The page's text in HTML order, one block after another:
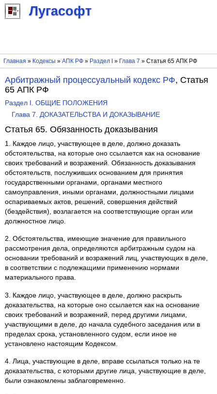
Лугасофт
Главная » Кодексы » АПК РФ» Раздел I » Глава 7 » Статья 65 АПК РФ
Арбитражный процессуальный кодекс РФ, Статья
65 АПК РФ
Раздел I. ОБЩИЕ ПОЛОЖЕНИЯ
Глава 7. ДОКАЗАТЕЛЬСТВА И ДОКАЗЫВАНИЕ
Статья 65. Обязанность доказывания
1. Каждое лицо, участвующее в деле, должно доказать
обстоятельства, на которые оно ссылается как на основание
своих требований и возражений. Обязанность доказывания
обстоятельств, послуживших основанием для принятия
государственными органами, органами местного
самоуправления, иными органами, должностными лицами
оспариваемых актов, решений, совершения действий
(бездействия), возлагается на соответствующие орган или
должностное лицо.
2. Обстоятельства, имеющие значение для правильного
рассмотрения дела, определяются арбитражным судом на
основании требований и возражений лиц, участвующих в деле,
в соответствии с подлежащими применению нормами
материального права.
3. Каждое лицо, участвующее в деле, должно раскрыть
доказательства, на которые оно ссылается как на основание
своих требований и возражений, перед другими лицами,
участвующими в деле, до начала судебного заседания или в
пределах срока, установленного судом, если иное не
установлено настоящим Кодексом.
4. Лица, участвующие в деле, вправе ссылаться только на те
доказательства, с которыми другие лица, участвующие в деле,
были ознакомлены заблаговременно.